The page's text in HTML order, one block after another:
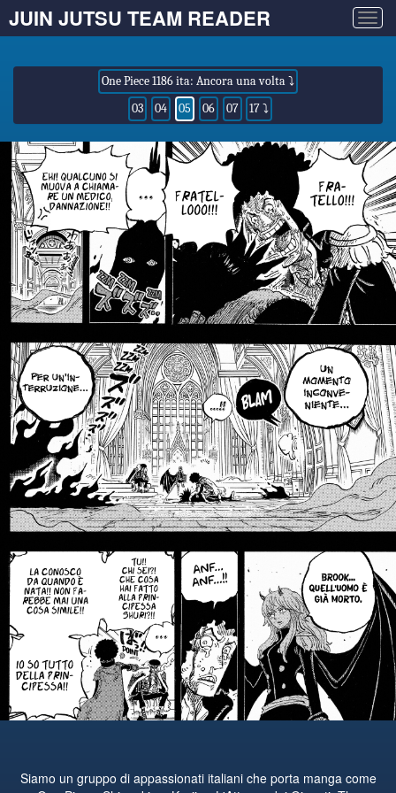
JUIN JUTSU TEAM READER
One Piece 1186 ita: Ancora una volta ⤵
03
04 05 06 07 17 ⤵
Siamo un gruppo di appassionati italiani che porta manga come